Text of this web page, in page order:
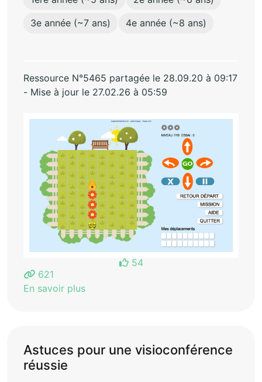
3e année (~7 ans)
4e année (~8 ans)
Ressource N°5465 partagée le 28.09.20 à 09:17
- Mise à jour le 27.02.26 à 05:59
54
621
En savoir plus
Astuces pour une visioconférence
réussie